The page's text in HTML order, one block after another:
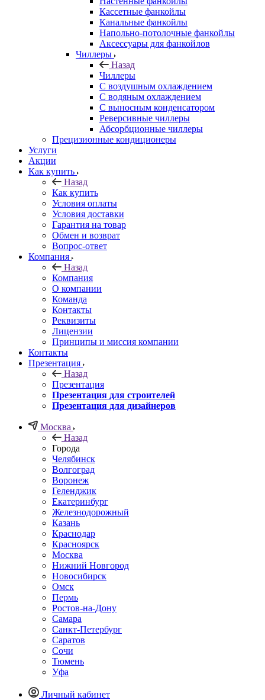
Кассетные фанкойлы
Канальные фанкойлы
Напольно-потолочные фанкойлы
Аксессуары для фанкойлов
Чиллеры
Назад
Чиллеры
С воздушным охлаждением
С водяным охлаждением
С выносным конденсатором
Реверсивные чиллеры
Абсорбционные чиллеры
Прецизионные кондиционеры
Услуги
Акции
Как купить
Назад
Как купить
Условия оплаты
Условия доставки
Гарантия на товар
Обмен и возврат
Вопрос-ответ
Компания
Назад
Компания
О компании
Команда
Контакты
Реквизиты
Лицензии
Принципы и миссия компании
Контакты
Презентация
Назад
Презентация
Презентация для строителей
Презентация для дизайнеров
Москва
Назад
Города
Челябинск
Волгоград
Воронеж
Геленджик
Екатеринбург
Железнодорожный
Казань
Краснодар
Красноярск
Москва
Нижний Новгород
Новосибирск
Омск
Пермь
Ростов-на-Дону
Самара
Санкт-Петербург
Саратов
Сочи
Тюмень
Уфа
Личный кабинет